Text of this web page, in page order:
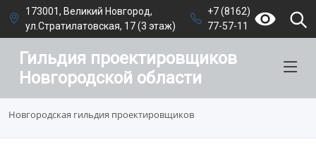
173001, Великий Новгород,
ул.Стратилатовская, 17 (3 этаж)
+7 (8162)
77-57-11
Гильдия проектировщиков
Новгородской области
Новгородская гильдия проектировщиков